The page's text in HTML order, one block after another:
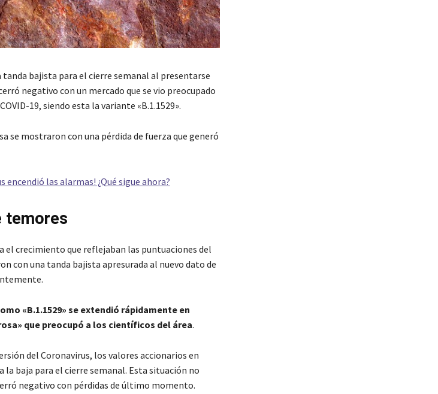
bajista para el cierre semanal al presentarse
negativo con un mercado que se vio preocupado
19, siendo esta la variante «B.1.1529».
se mostraron con una pérdida de fuerza que generó
encendió las alarmas! ¿Qué sigue ahora?
temores
el crecimiento que reflejaban las puntuaciones del
con una tanda bajista apresurada al nuevo dato de
«B.1.1529» se extendió rápidamente en
que preocupó a los científicos del área.
del Coronavirus, los valores accionarios en
baja para el cierre semanal. Esta situación no
negativo con pérdidas de último momento.